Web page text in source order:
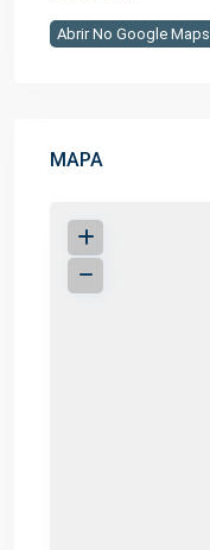
Abrir No Google Maps
MAPA